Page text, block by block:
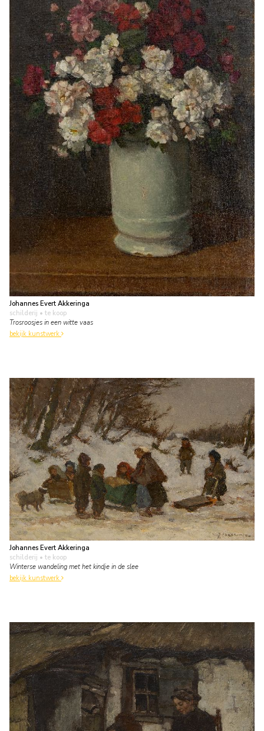
Johannes Evert Akkeringa
schilderij • te koop
Trosroosjes in een witte vaas
bekijk kunstwerk
Johannes Evert Akkeringa
schilderij • te koop
Winterse wandeling met het kindje in de slee
bekijk kunstwerk